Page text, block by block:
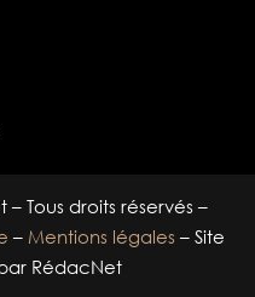
Tous droits réservés –
– Mentions légales – Site
RédacNet